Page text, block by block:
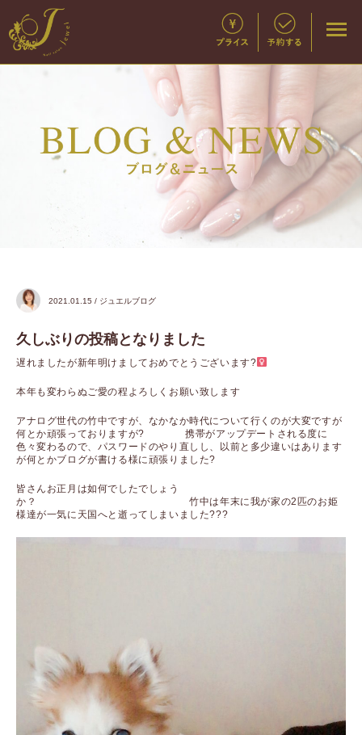
2021.01.15 / ジュエルブログ
久しぶりの投稿となりました
遅れましたが新年明けましておめでとうございます?‍
本年も変わらぬご愛の程よろしくお願い致します
アナログ世代の竹中ですが、なかなか時代について行くのが大変ですが
何とか頑張っておりますが? 携帯がアップデートされる度に
色々変わるので、パスワードのやり直しし、以前と多少違いはあります
が何とかブログが書ける様に頑張りました?
皆さんお正月は如何でしたでしょう
か？ 竹中は年末に我が家の2匹のお姫
様達が一気に天国へと逝ってしまいました???